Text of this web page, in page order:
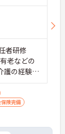
者研修
老などの
護の経験年
のある方
険完備